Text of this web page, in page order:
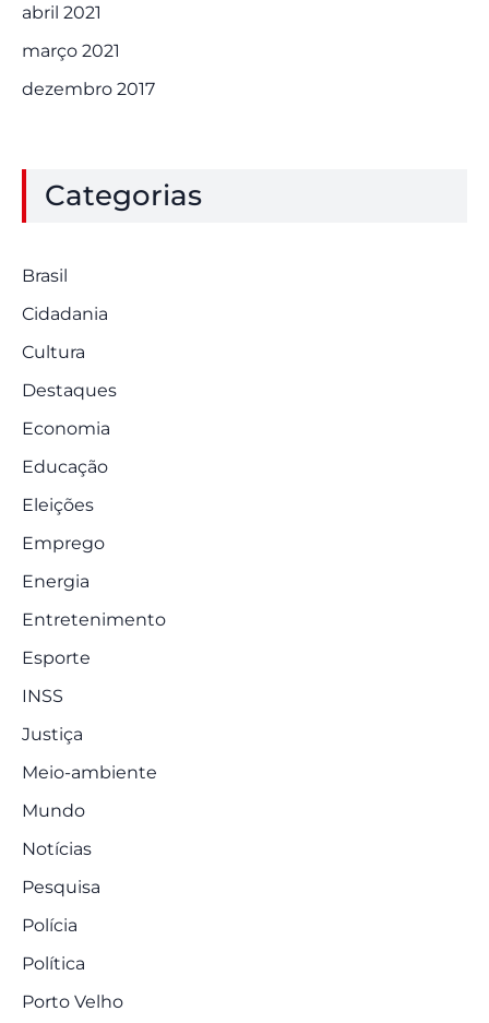
abril 2021
março 2021
dezembro 2017
Categorias
Brasil
Cidadania
Cultura
Destaques
Economia
Educação
Eleições
Emprego
Energia
Entretenimento
Esporte
INSS
Justiça
Meio-ambiente
Mundo
Notícias
Pesquisa
Polícia
Política
Porto Velho